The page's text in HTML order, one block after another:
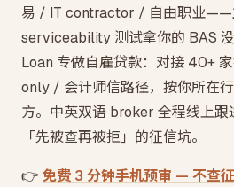
易 / IT contractor / 自由职业——
serviceability 测试拿你的 BAS
Loan 专做自雇贷款：对接 40+
only / 会计师信路径，按你所在
方。中英双语 broker 全程线上
「先被查再被拒」的征信坑。
👉 免费 3 分钟手机预审 — 不查